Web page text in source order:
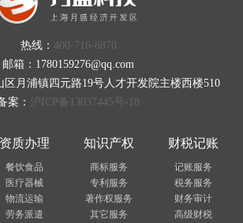
热线： 400-716-8870
邮箱：1780159276@qq.com
区月浦镇四元路19号人才开发院主楼西楼510
案： 沪ICP备13037445号-18
资质办理
餐饮食品
医疗器械
物流运输
劳务派遣
知识产权
商标服务
专利服务
著作权服务
其它服务
财税记账
记账服务
税务服务
财务审计
高级财税